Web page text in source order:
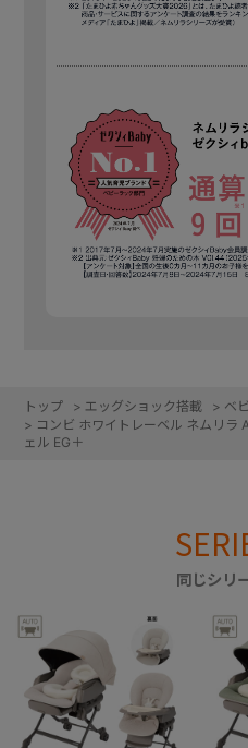
トップ > エッグショック搭載 > ベ
> コンビ ホワイトレーベル ネムリラ
ェル EG＋
同じシリ